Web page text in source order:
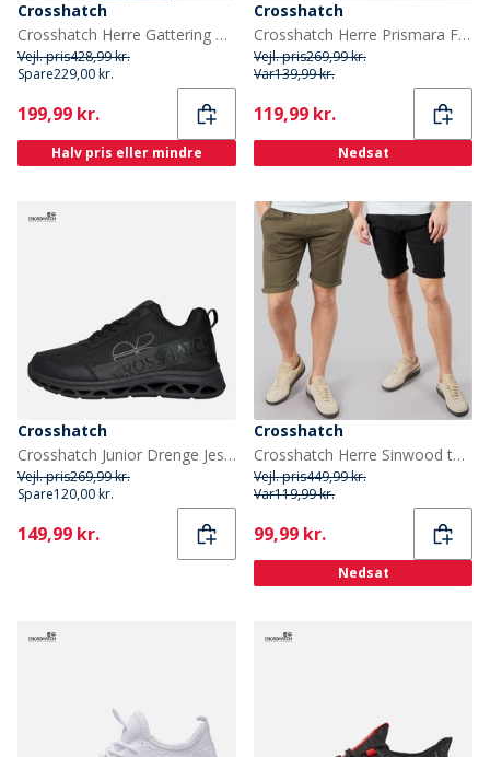
Crosshatch
Crosshatch Herre Gattering Puffer Jakke Midnat
Vejl. pris428,99 kr.
Spare229,00 kr.
Current
199,99 kr.
Halv pris eller mindre
Crosshatch
Crosshatch Herre Prismara Fem Pak Boksershorts Sort
Vejl. pris269,99 kr.
Var139,99 kr.
Current
119,99 kr.
Nedsat
Crosshatch
Crosshatch Junior Drenge Jesmond sneakers Black Mono
Vejl. pris269,99 kr.
Spare120,00 kr.
Current
149,99 kr.
Crosshatch
Crosshatch Herre Sinwood to pak chinos shorts Khaki/Sort
Vejl. pris449,99 kr.
Var119,99 kr.
Current
99,99 kr.
Nedsat